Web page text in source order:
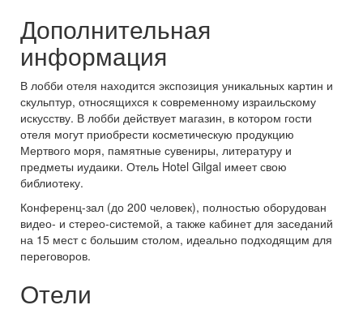
Дополнительная
информация
В лобби отеля находится экспозиция уникальных картин и
скульптур, относящихся к современному израильскому
искусству. В лобби действует магазин, в котором гости
отеля могут приобрести косметическую продукцию
Мертвого моря, памятные сувениры, литературу и
предметы иудаики. Отель Hotel Gilgal имеет свою
библиотеку.
Конференц-зал (до 200 человек), полностью оборудован
видео- и стерео-системой, а также кабинет для заседаний
на 15 мест с большим столом, идеально подходящим для
переговоров.
Отели